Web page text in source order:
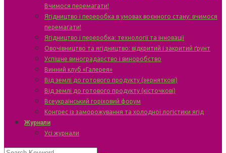
Вчимося перемагати!
Ягідництво і переробка в умовах воєнного стану: вчимося
перемагати!
Ягідництво і переробка: технології та інновації
Овочівництво та ягідництво: відкритий і закритий ґрунт
Успішне виноградарство і виноробство
Винний клуб «Галерея»
Від землі до готового продукту (зерняткові)
Від землі до готового продукту (кісточкові)
Всеукраїнський горіховий форум
Конгрес із заморожування та холодної логістики ягід
Журнали
Усі журнали